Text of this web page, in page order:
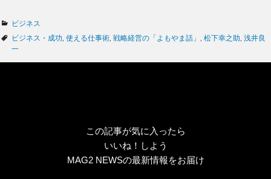
カ
テ
ビジネス
タ
グ
ビジネス・成功 使える仕事術 戦略経営の「よもやま話」 松下幸之助 浅井良
一
この記事が気に入ったら
いいね！しよう
MAG2 NEWSの最新情報をお届け